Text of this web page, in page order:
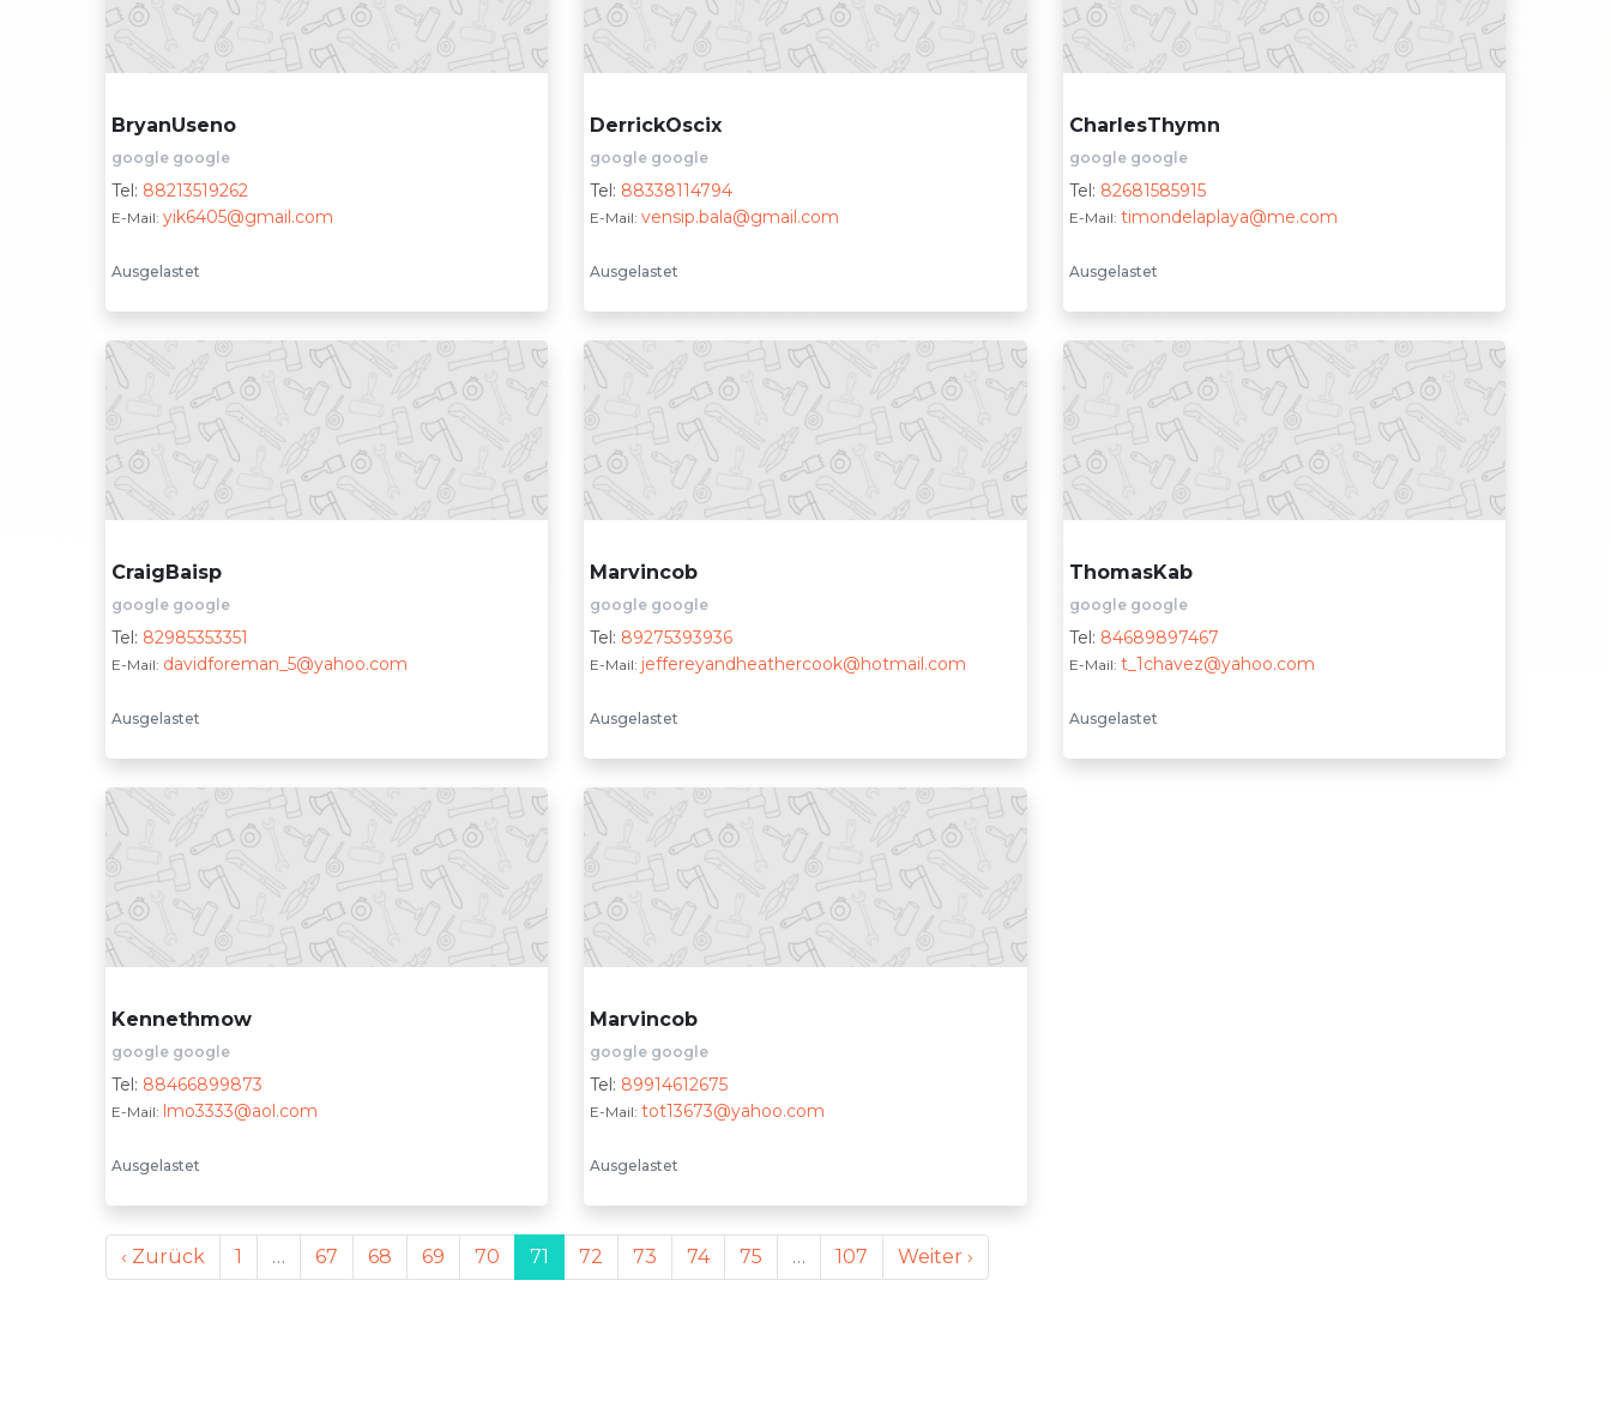
BryanUseno
google google
Tel: 88213519262
E-Mail: yik6405@gmail.com
Ausgelastet
DerrickOscix
google google
Tel: 88338114794
E-Mail:vensip.bala@gmail.com
Ausgelastet
CharlesThymn
google google
Tel: 82681585915
E-Mail: timondelaplaya@me.com
Ausgelastet
CraigBaisp
google google
Tel: 82985353351
E-Mail: davidforeman_5@yahoo.com
Ausgelastet
Marvincob
google google
Tel: 89275393936
E-Mail: jeffereyandheathercook@hotmail.com
Ausgelastet
ThomasKab
google google
Tel: 84689897467
E-Mail: t_1chavez@yahoo.com
Ausgelastet
Kennethmow
google google
Tel: 88466899873
E-Mail: lmo3333@aol.com
Ausgelastet
Marvincob
google google
Tel: 89914612675
E-Mail:tot13673@yahoo.com
Ausgelastet
‹ Zurück 1 … 67 68 69 70 71 72 73 74 75 … 107 Weiter ›